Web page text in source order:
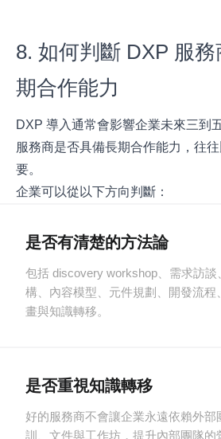
8. 如何判斷 DXP 服
期合作能力
DXP 導入通常會影響企業未來三到
服務商是否具備長期合作能力，往
要。
企業可以從以下方向判斷：
是否有清楚的方法論
包括 discovery workshop、需求訪
構、內容模型、元件規劃、開發流程
畫與知識轉移。
是否重視知識轉移
好的服務商不會讓企業永遠依賴外部
訓、文件與工作坊，提升內部團隊的